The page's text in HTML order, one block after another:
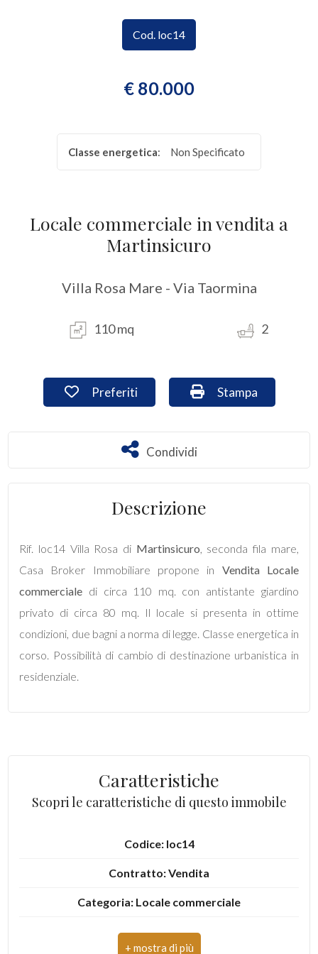
Cod. loc14
€ 80.000
Classe energetica: Non Specificato
Locale commerciale in vendita a
Martinsicuro
Villa Rosa Mare - Via Taormina
110 mq 2
Preferiti: Cod. loc14
Preferiti Stampa: Cod. loc14
Stampa
Condividi
Condividi
Descrizione
Rif. loc14 Villa Rosa di Martinsicuro, seconda fila mare,
Casa Broker Immobiliare propone in Vendita
Locale
commerciale di circa 110 mq. con antistante giardino
privato di circa 80 mq. Il locale si presenta in ottime
condizioni, due bagni a norma di legge. Classe energetica in
corso. Possibilità di cambio di destinazione urbanistica in
residenziale.
Caratteristiche
Scopri le caratteristiche di questo immobile
Codice: loc14
Contratto: Vendita
Categoria: Locale commerciale
Indirizzo: Via Taormina
multiscelta
Industriali
Totale
mq